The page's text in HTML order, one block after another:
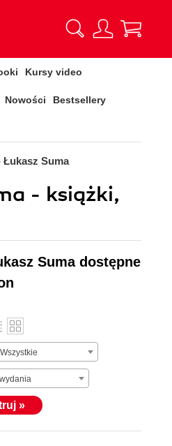
Kursy video
Nowości Bestsellery
Łukasz Suma
- książki,
Suma dostępne
Wszystkie
»